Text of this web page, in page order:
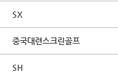
SX
중국대련스크린골프
SH